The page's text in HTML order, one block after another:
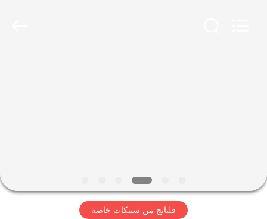
جولة
في
فليانج من سبيكات خاصة